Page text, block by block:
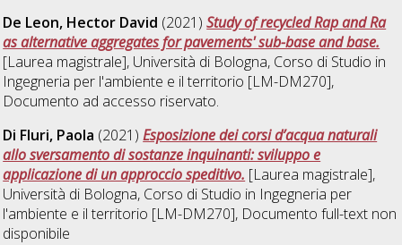
De Leon, Hector David (2021)Study of recycled Rap and Ra
as alternative aggregates for pavements' sub-base and base.
[Laurea magistrale], Università di Bologna, Corso di Studio in
Ingegneria per l'ambiente e il territorio [LM-DM270],
Documento ad accesso riservato.
Di Fluri, Paola (2021)Esposizione dei corsi d’acqua naturali
allo sversamento di sostanze inquinanti: sviluppo e
applicazione di un approccio speditivo. [Laurea magistrale],
Università di Bologna, Corso di Studio in Ingegneria per
l'ambiente e il territorio [LM-DM270], Documento full-text non
disponibile